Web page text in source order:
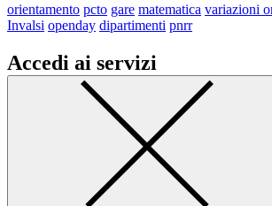
orientamento pcto gare matematica variazioni
Invalsi openday dipartimenti pnrr
Accedi ai servizi